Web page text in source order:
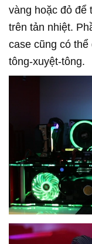
vàng hoặc đỏ để
trên tản nhiệt.
case cũng có
tông-xuyệt-tông.